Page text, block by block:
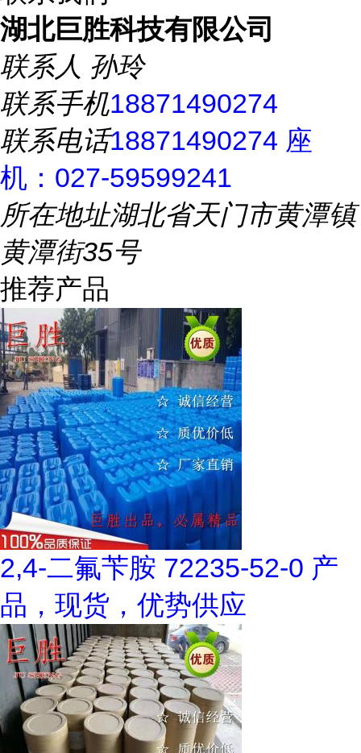
湖北巨胜科技有限公司
联系人 孙玲
联系手机18871490274
联系电话18871490274 座
机：027-59599241
所在地址湖北省天门市黄潭镇
黄潭街35号
推荐产品
2,4-二氟苄胺 72235-52-0 产
品，现货，优势供应